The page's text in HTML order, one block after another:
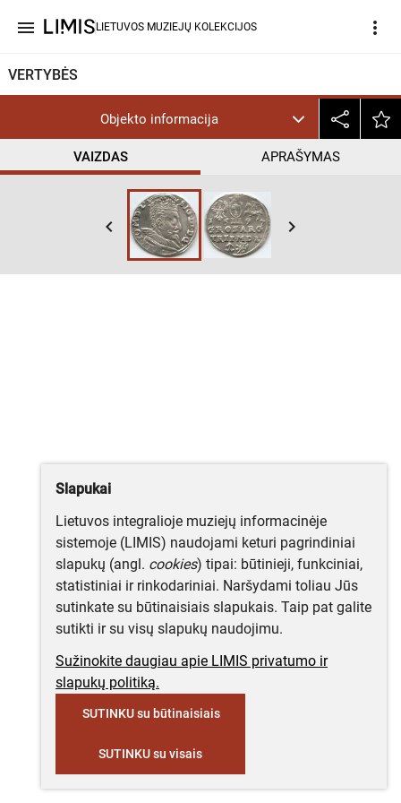
menu LIETUVOS MUZIEJŲ KOLEKCIJOS more_vert
VERTYBĖS
Objekto informacija
VAIZDAS APRAŠYMAS
keyboard_arrow_left keyboard_arrow_right
Slapukai
Lietuvos integralioje muziejų informacinėje
sistemoje (LIMIS) naudojami keturi pagrindiniai
slapukų (angl. cookies) tipai: būtinieji, funkciniai,
statistiniai ir rinkodariniai. Naršydami toliau Jūs
sutinkate su būtinaisiais slapukais. Taip pat galite
sutikti ir su visų slapukų naudojimu.
Sužinokite daugiau apie LIMIS privatumo ir
slapukų politiką.
SUTINKU su būtinaisiais
SUTINKU su visais